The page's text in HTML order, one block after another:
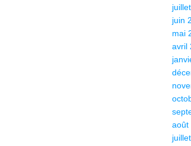
juin
mai
avril
août